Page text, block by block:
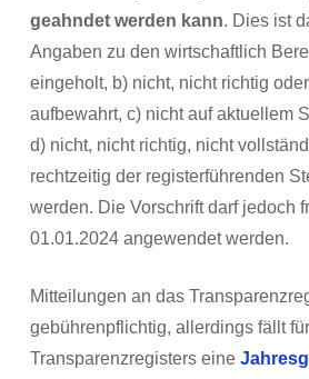
geahndet werden kann. Dies ist
Angaben zu den wirtschaftlich
eingeholt, b) nicht, nicht richtig
aufbewahrt, c) nicht auf aktuellem
d) nicht, nicht richtig, nicht
rechtzeitig der registerführenden
werden. Die Vorschrift darf jedoch
01.01.2024 angewendet werden.
Mitteilungen an das
gebührenpflichtig, allerdings fällt
Transparenzregisters eine